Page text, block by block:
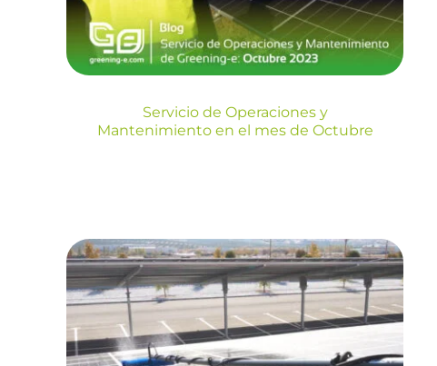
Blog
Servicio de Operaciones y
Mantenimiento en el mes de Octubre
Servicio de
Operaciones y